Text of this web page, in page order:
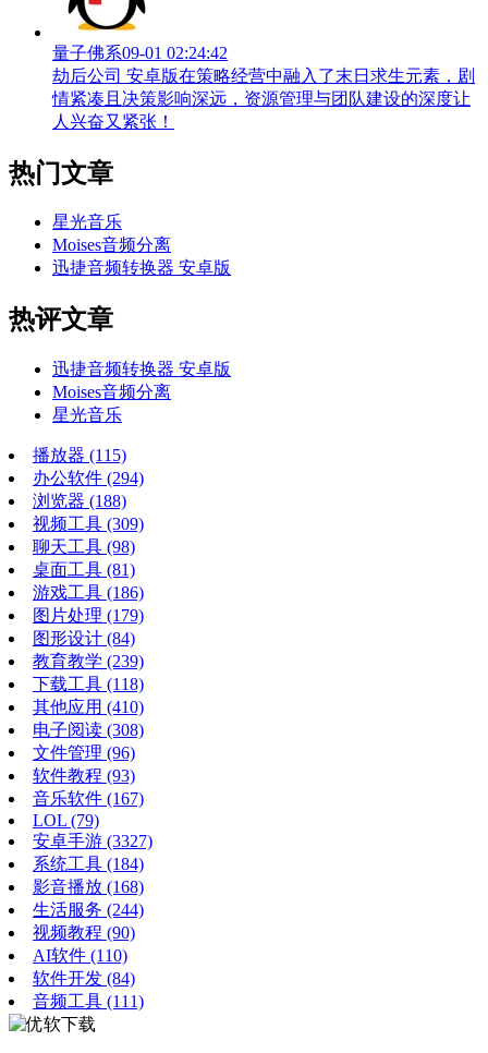
量子佛系09-01 02:24:42
劫后公司 安卓版在策略经营中融入了末日求生元素，剧
情紧凑且决策影响深远，资源管理与团队建设的深度让
人兴奋又紧张！
热门文章
星光音乐
Moises音频分离
迅捷音频转换器 安卓版
热评文章
迅捷音频转换器 安卓版
Moises音频分离
星光音乐
播放器 (115)
办公软件 (294)
浏览器 (188)
视频工具 (309)
聊天工具 (98)
桌面工具 (81)
游戏工具 (186)
图片处理 (179)
图形设计 (84)
教育教学 (239)
下载工具 (118)
其他应用 (410)
电子阅读 (308)
文件管理 (96)
软件教程 (93)
音乐软件 (167)
LOL (79)
安卓手游 (3327)
系统工具 (184)
影音播放 (168)
生活服务 (244)
视频教程 (90)
AI软件 (110)
软件开发 (84)
音频工具 (111)